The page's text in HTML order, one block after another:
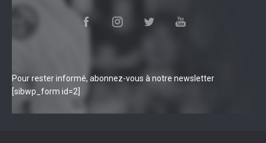
Pour rester informé, abonnez-vous à notre newsletter
[sibwp_form id=2]